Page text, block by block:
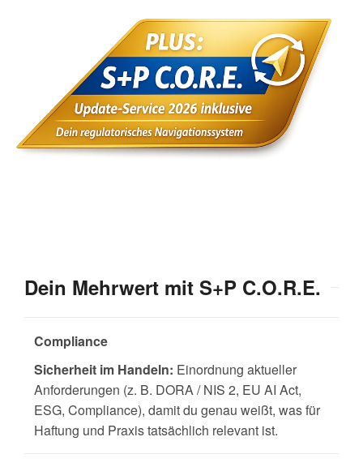
Dein Mehrwert mit S+P C.O.R.E.
Compliance
Sicherheit im Handeln: Einordnung aktueller
Anforderungen (z. B. DORA / NIS 2, EU AI Act,
ESG, Compliance), damit du genau weißt, was für
Haftung und Praxis tatsächlich relevant ist.